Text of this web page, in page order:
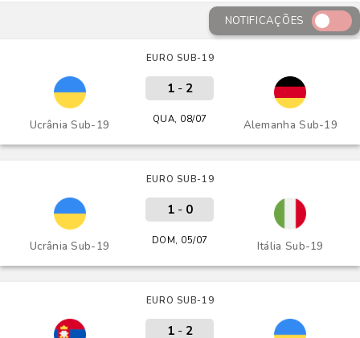
NOTIFICAÇÕES
EURO SUB-19
Ucrânia Sub-19 Alemanha Sub-19
1- 2
QUA, 08/07
EURO SUB-19
Ucrânia Sub-19 Itália Sub-19
1- 0
DOM, 05/07
EURO SUB-19
1- 2